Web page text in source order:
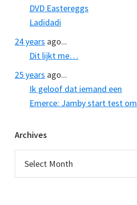
DVD Eastereggs
Ladidadi
24 years ago...
Dit lijkt me…
25 years ago...
Ik geloof dat iemand een
Emerce: Jamby start test om
Archives